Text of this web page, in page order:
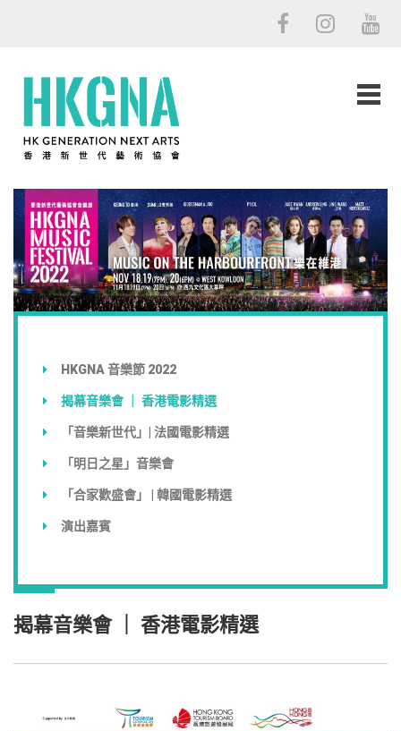
HKGNA 音樂節 2022
揭幕音樂會 ｜ 香港電影精選
「音樂新世代」| 法國電影精選
「明日之星」音樂會
「合家歡盛會」 | 韓國電影精選
演出嘉賓
揭幕音樂會 ｜ 香港電影精選